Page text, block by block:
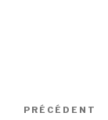
Navigation
Article
PRÉCÉDENT